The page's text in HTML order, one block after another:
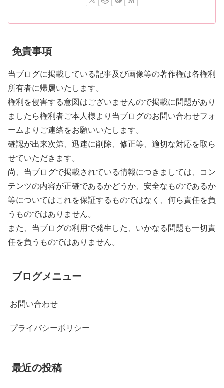
免責事項
当ブログに掲載している記事及び画像等の著作権は各権利
所有者に帰属いたします。
権利を侵害する意図はございませんので掲載に問題があり
ましたら権利者ご本人様より当ブログのお問い合わせフォ
ームよりご連絡をお願いいたします。
確認が出来次第、迅速に削除、修正等、適切な対応を取ら
せていただきます。
尚、当ブログで掲載されている情報につきましては、コン
テンツの内容が正確であるかどうか、安全なものであるか
等についてはこれを保証するものではなく、何ら責任を負
うものではありません。
また、当ブログの利用で発生した、いかなる問題も一切責
任を負うものではありません。
ブログメニュー
お問い合わせ
プライバシーポリシー
最近の投稿